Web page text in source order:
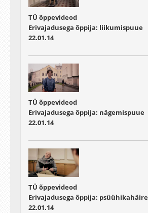
TÜ õppevideod
Erivajadusega õppija: liikumispuue
22.01.14
TÜ õppevideod
Erivajadusega õppija: nägemispuue
22.01.14
TÜ õppevideod
Erivajadusega õppija: psüühikahäire
22.01.14